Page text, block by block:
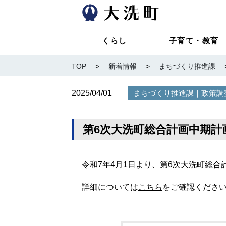
くらし 子育て・教育
TOP > 新着情報 > まちづくり推進課
2025/04/01 まちづくり推進課 ｜ 政策調
第6次大洗町総合計画中期
令和7年4月1日より、第6次大洗町総合
詳細についてはこちら をご確認くださ